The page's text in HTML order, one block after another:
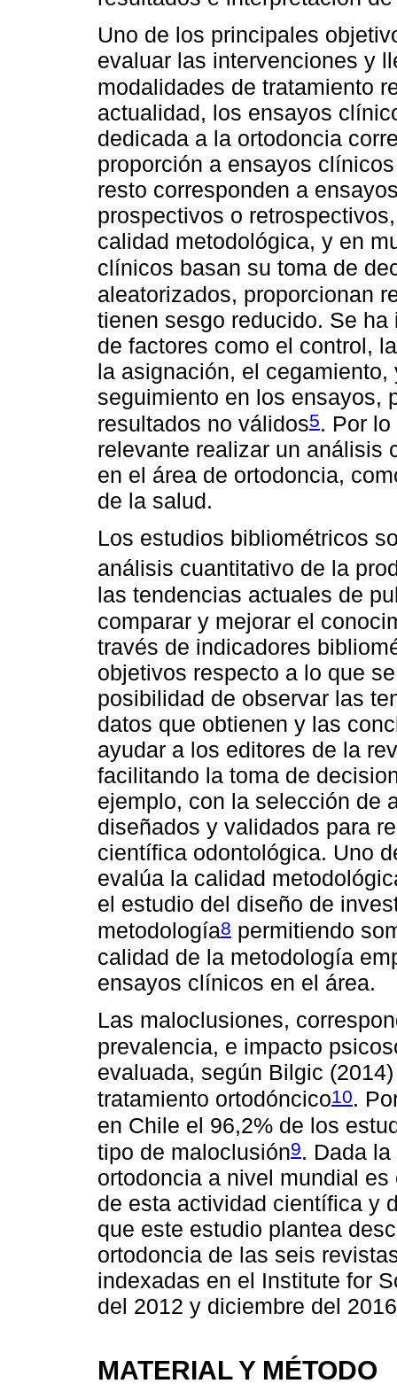
Uno de los principales
evaluar las intervenciones y
modalidades de tratamiento
actualidad, los ensayos
dedicada a la ortodoncia
proporción a ensayos
resto corresponden a
prospectivos o
calidad metodológica, y en
clínicos basan su toma de
aleatorizados, proporcionan
tienen sesgo reducido. Se
de factores como el control,
la asignación, el
seguimiento en los ensayos,
resultados no válidos5. Por
relevante realizar un análisis
en el área de ortodoncia,
de la salud.
Los estudios bibliométricos
análisis cuantitativo de la
las tendencias actuales de
comparar y mejorar el
través de indicadores
objetivos respecto a lo que
posibilidad de observar las
datos que obtienen y las
ayudar a los editores de la
facilitando la toma de
ejemplo, con la selección de
diseñados y validados para
científica odontológica. Uno
evalúa la calidad
el estudio del diseño de
metodología8 permitiendo
calidad de la metodología
ensayos clínicos en el área.
Las maloclusiones,
prevalencia, e impacto
evaluada, según Bilgic
tratamiento ortodóncico10.
en Chile el 96,2% de los
tipo de maloclusión9. Dada
ortodoncia a nivel mundial
de esta actividad científica y
que este estudio plantea
ortodoncia de las seis
indexadas en el Institute for
del 2012 y diciembre del
MATERIAL Y MÉTODO